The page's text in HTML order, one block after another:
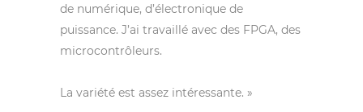
de numérique, d’électronique de
puissance. J’ai travaillé avec des FPGA, des
microcontrôleurs.
La variété est assez intéressante. »